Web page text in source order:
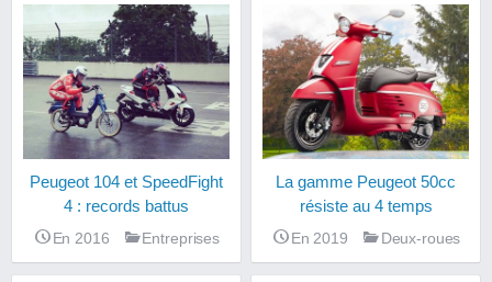
Peugeot 104 et SpeedFight
4 : records battus
En 2016 Entreprises
La gamme Peugeot 50cc
résiste au 4 temps
En 2019 Deux-roues